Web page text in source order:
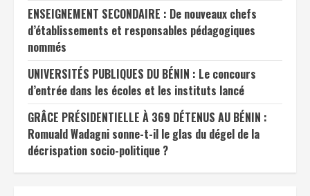
ENSEIGNEMENT SECONDAIRE : De nouveaux chefs
d’établissements et responsables pédagogiques
nommés
UNIVERSITÉS PUBLIQUES DU BÉNIN : Le concours
d’entrée dans les écoles et les instituts lancé
GRÂCE PRÉSIDENTIELLE À 369 DÉTENUS AU BÉNIN :
Romuald Wadagni sonne-t-il le glas du dégel de la
décrispation socio-politique ?